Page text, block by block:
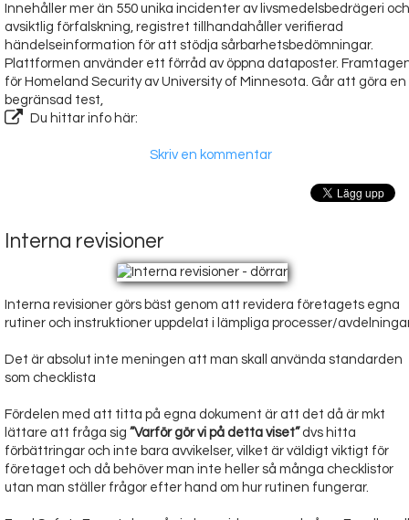
Innehåller mer än 550 unika incidenter av livsmedelsbedrägeri och
avsiktlig förfalskning, registret tillhandahåller verifierad
händelseinformation för att stödja sårbarhetsbedömningar.
Plattformen använder ett förråd av öppna dataposter.
för Homeland Security av University of Minnesota. Går att göra en
begränsad test,
Du hittar info här:
Skriv en kommentar
Interna revisioner
Interna revisioner görs bäst genom att revidera företagets egna
rutiner och instruktioner uppdelat i lämpliga processer/
Det är absolut inte meningen att man skall använda standarden
som checklista
Fördelen med att titta på egna dokument är att det då är mkt
lättare att fråga sig ”Varför gör vi på detta viset” dvs hitta
förbättringar och inte bara avvikelser, vilket är väldigt viktigt för
företaget och då behöver man inte heller så många checklistor
utan man ställer frågor efter hand om hur rutinen fungerar.